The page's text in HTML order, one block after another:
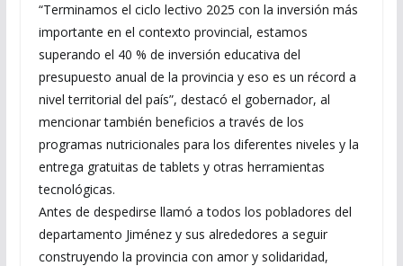
“Terminamos el ciclo lectivo 2025 con la inversión más
importante en el contexto provincial, estamos
superando el 40 % de inversión educativa del
presupuesto anual de la provincia y eso es un récord a
nivel territorial del país”, destacó el gobernador, al
mencionar también beneficios a través de los
programas nutricionales para los diferentes niveles y la
entrega gratuitas de tablets y otras herramientas
tecnológicas.
Antes de despedirse llamó a todos los pobladores del
departamento Jiménez y sus alrededores a seguir
construyendo la provincia con amor y solidaridad,